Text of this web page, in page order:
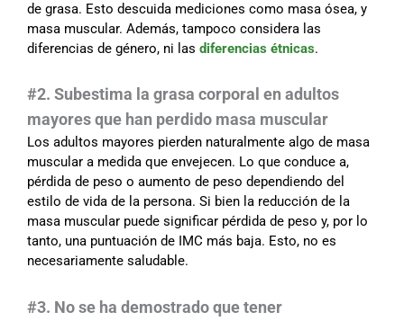
de grasa. Esto descuida mediciones como masa ósea, y
masa muscular. Además, tampoco considera las
diferencias de género, ni las diferencias étnicas.
#2. Subestima la grasa corporal en adultos
mayores que han perdido masa muscular
Los adultos mayores pierden naturalmente algo de masa
muscular a medida que envejecen. Lo que conduce a,
pérdida de peso o aumento de peso dependiendo del
estilo de vida de la persona. Si bien la reducción de la
masa muscular puede significar pérdida de peso y, por lo
tanto, una puntuación de IMC más baja. Esto, no es
necesariamente saludable.
#3. No se ha demostrado que tener